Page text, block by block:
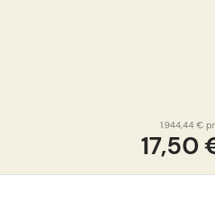
17,50
1.944,44 €